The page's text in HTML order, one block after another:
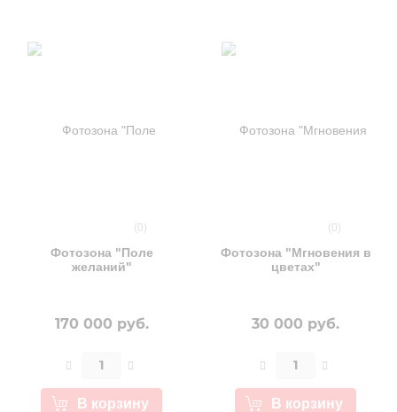
(0)
Фотозона "Поле
желаний"
170 000 руб.
В корзину
(0)
Фотозона "Мгновения в
цветах"
30 000 руб.
В корзину